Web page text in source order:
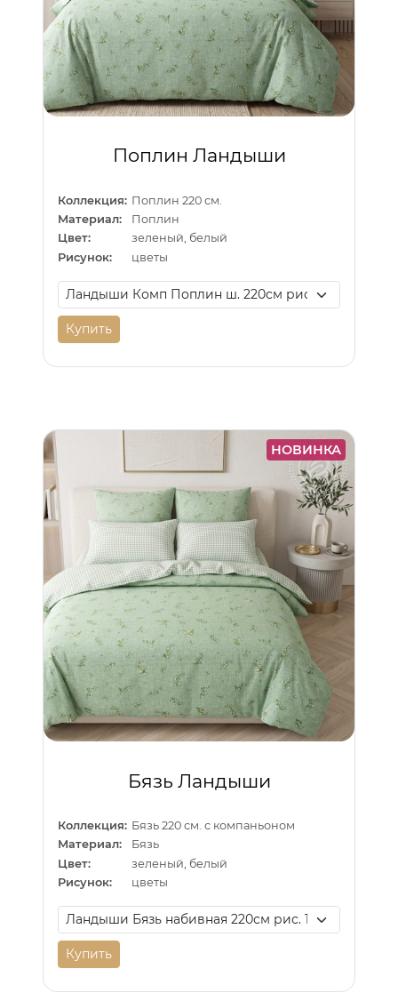
Поплин Ландыши
Коллекция: Поплин 220 см.
Материал:
Поплин
Цвет:
зеленый, белый
Рисунок:
цветы
Купить
НОВИНКА
Бязь Ландыши
Коллекция: Бязь 220 см. с компаньоном
Материал:
Бязь
Цвет:
зеленый, белый
Рисунок:
цветы
Купить